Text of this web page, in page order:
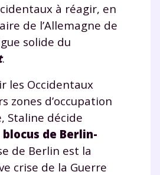
à réagir, en
de l’Allemagne de
solide du
.
les Occidentaux
zones d’occupation
Staline décide
blocus de Berlin-
de Berlin est la
crise de la Guerre